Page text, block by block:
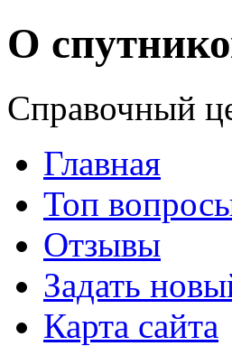
О
Справочный
Главная
Топ
Отзывы
Задать
Карта сайта